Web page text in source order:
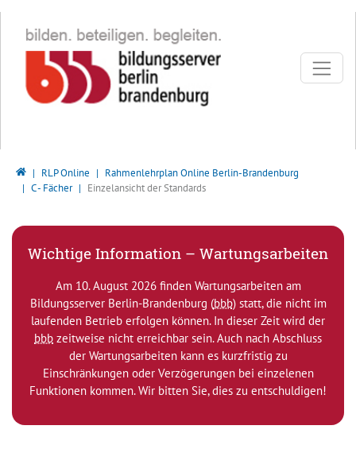
Bildungsserver Berlin - Brandenburg
RLP Online
Rahmenlehrplan Online Berlin-Brandenburg
C - Fächer
Einzelansicht der Standards
Wichtige Information – Wartungsarbeiten
Am 10. August 2026 finden Wartungsarbeiten am
Bildungsserver Berlin-Brandenburg (bbb) statt, die nicht im
laufenden Betrieb erfolgen können. In dieser Zeit wird der
bbb zeitweise nicht erreichbar sein. Auch nach Abschluss
der Wartungsarbeiten kann es kurzfristig zu
Einschränkungen oder Verzögerungen bei einzelenen
Funktionen kommen. Wir bitten Sie, dies zu entschuldigen!